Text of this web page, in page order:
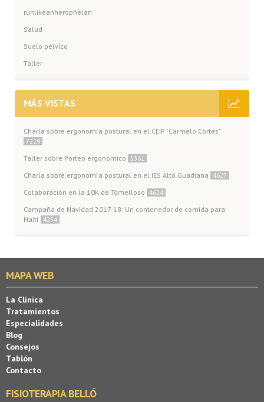
runlikeanherophelan
Salud
Suelo pélvico
Taller
MÁS VISTAS
Charla sobre ergonomía postural en el CEIP "Carmelo Cortés"
7219
Taller sobre Porteo ergonómico 5361
Charla sobre ergonomía postural en el IES Alto Guadiana 4627
Colaboración en la 10K de Tomelloso 4624
Campaña de Navidad 2017-18: Un contenedor de comida para
Haití
4254
MAPA WEB
La Clínica
Tratamientos
Especialidades
Blog
Consejos
Tablón
Contacto
FISIOTERAPIA BELLÓ